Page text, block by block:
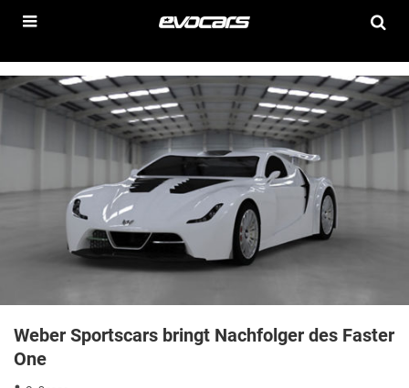
Weber Sportscars bringt Nachfolger des Faster
One